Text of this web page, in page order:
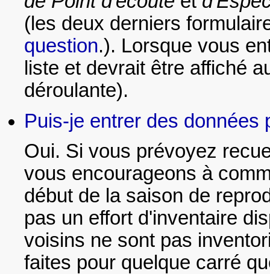
(les deux derniers
question.). Lorsque vous
liste et devrait être affiché
déroulante).
Puis-je entrer des données
Oui. Si vous prévoyez
vous encourageons à
début de la saison de
pas un effort d'inventaire
voisins ne sont pas
faites pour quelque carré